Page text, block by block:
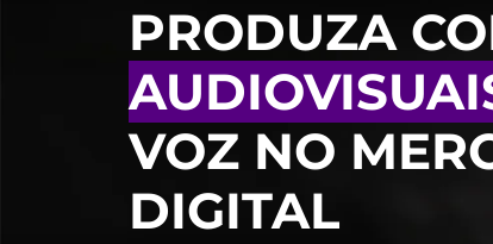
PRODUZA
VOZ NO
DIGITAL